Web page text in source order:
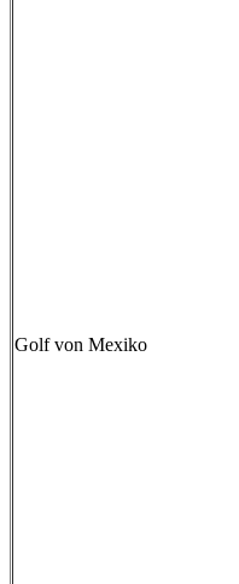
Golf von Mexiko